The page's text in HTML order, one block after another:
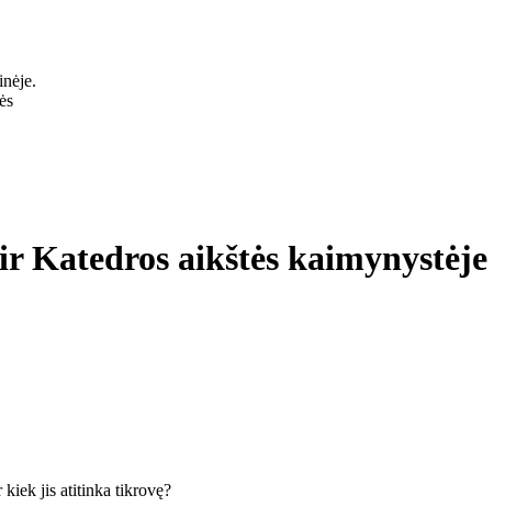
Katedros aikštės kaimynystėje
kiek jis atitinka tikrovę?